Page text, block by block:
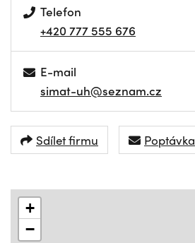
Telefon
+420 777 555 676
E-mail
simat-uh@seznam.cz
Sdílet firmu Poptávka
+
−